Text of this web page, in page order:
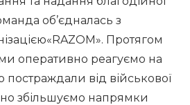
об’єдналась з
Протягом
оперативно реагуємо на
від військової
збільшуємо напрямки